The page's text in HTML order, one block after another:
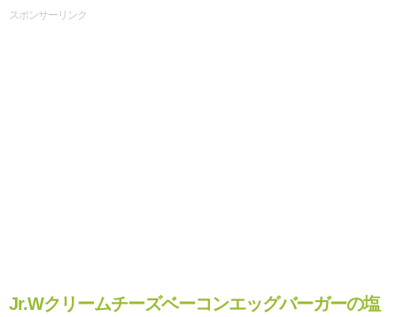
スポンサーリンク
Jr.Wクリームチーズベーコンエッグバーガーの塩